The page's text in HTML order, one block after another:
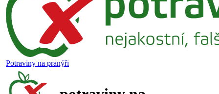
Potraviny na pranýři